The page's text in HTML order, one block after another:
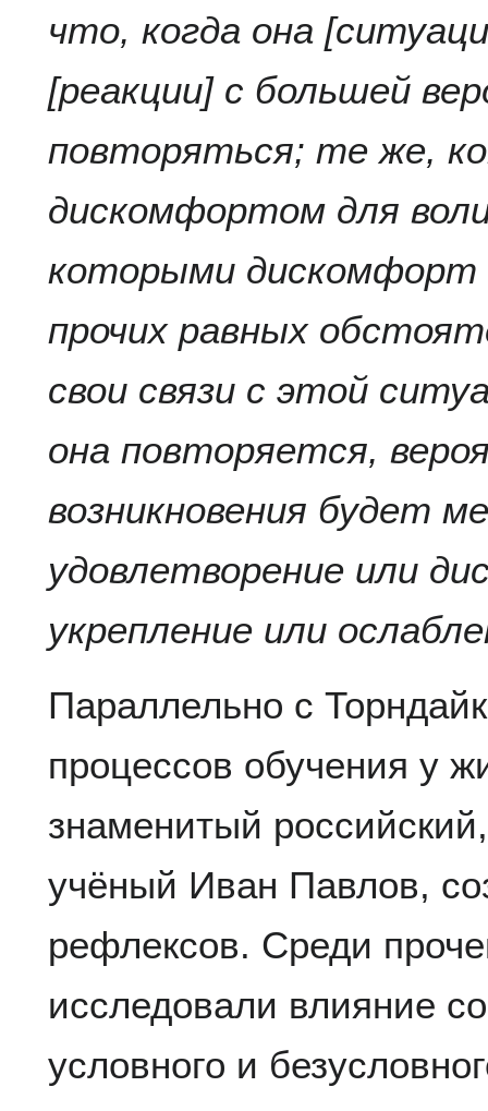
что, когда она
[реакции] с большей
повторяться; те же,
дискомфортом для
которыми дискомфорт
прочих равных
свои связи с этой
она повторяется,
возникновения будет
удовлетворение или
укрепление или
Параллельно с
процессов обучения у
знаменитый
учёный Иван Павлов,
рефлексов. Среди
исследовали влияние
условного и